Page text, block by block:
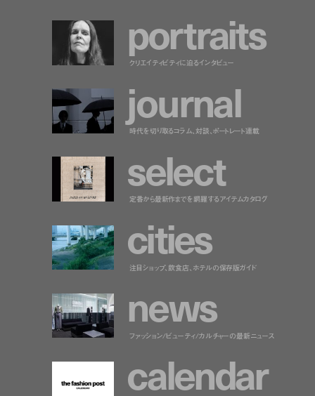
portraits
クリエイティビティに迫るインタビュー
journal
時代を切り取るコラム、対談、ポートレート連載
select
定番から最新作までを網羅するアイテムカタログ
cities
注目ショップ、飲食店、ホテルの保存版ガイド
news
ファッション/ビューティ/カルチャーの最新ニュース
calendar